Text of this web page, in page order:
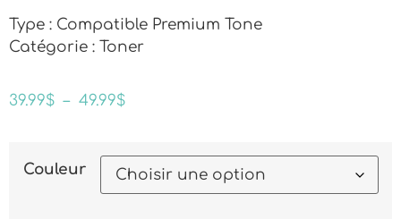
Type : Compatible Premium Tone
Catégorie : Toner
39.99$ – 49.99$
Couleur